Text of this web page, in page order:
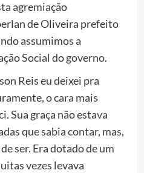
agremiação
de Oliveira prefeito
assumimos a
Social do governo.
Reis eu deixei pra
o cara mais
Sua graça não estava
que sabia contar, mas,
ser. Era dotado de um
vezes levava